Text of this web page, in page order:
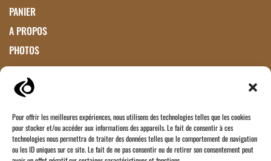
Pour offrir les meilleures expériences, nous utilisons des technologies telles que les cookies
pour stocker et/ou accéder aux informations des appareils. Le fait de consentir à ces
technologies nous permettra de traiter des données telles que le comportement de navigation
ou les ID uniques sur ce site. Le fait de ne pas consentir ou de retirer son consentement peut
PANIER
A PROPOS
PHOTOS
Paiements acceptés
Virement Bancaire
Vous souhaitez nous contacter ?